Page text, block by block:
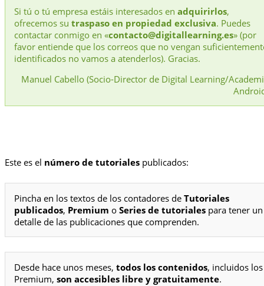
Si tú o tú empresa estáis interesados en adquirirlos,
ofrecemos su traspaso en propiedad exclusiva. Puedes
contactar conmigo en «contacto@digitallearning.es» (por
favor entiende que los correos que no vengan
identificados no vamos a atenderlos). Gracias.
Manuel Cabello (Socio-Director de Digital Learning/
Este es el número de tutoriales publicados:
Pincha en los textos de los contadores de Tutoriales
publicados, Premium o Series de tutoriales para tener un
detalle de las publicaciones que comprenden.
Desde hace unos meses, todos los contenidos, incluidos los
Premium, son accesibles libre y gratuitamente.